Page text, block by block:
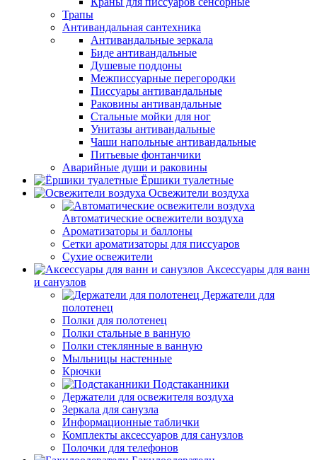
Трапы
Антивандальная сантехника
Антивандальные зеркала
Биде антивандальные
Душевые поддоны
Межписсуарные перегородки
Писсуары антивандальные
Раковины антивандальные
Стальные мойки для ног
Унитазы антивандальные
Чаши напольные антивандальные
Питьевые фонтанчики
Аварийные души и раковины
Ёршики туалетные
Освежители воздуха
Автоматические освежители воздуха
Ароматизаторы и баллоны
Сетки ароматизаторы для писсуаров
Сухие освежители
Аксессуары для ванн
и санузлов
Держатели для
полотенец
Полки для полотенец
Полки стальные в ванную
Полки стеклянные в ванную
Мыльницы настенные
Крючки
Подстаканники
Держатели для освежителя воздуха
Зеркала для санузла
Информационные таблички
Комплекты аксессуаров для санузлов
Полочки для телефонов